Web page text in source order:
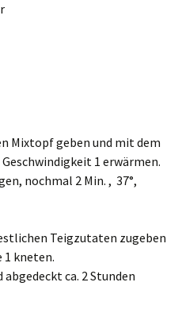
Mixtopf geben und mit dem
1 erwärmen.
nochmal 2 Min. , 37°,
Teigzutaten zugeben
1 kneten.
ca. 2 Stunden